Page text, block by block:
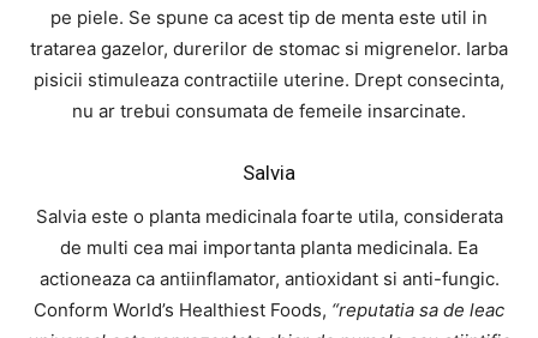
pe piele. Se spune ca acest tip de menta este util in
tratarea gazelor, durerilor de stomac si migrenelor. Iarba
pisicii stimuleaza contractiile uterine. Drept consecinta,
nu ar trebui consumata de femeile insarcinate.
Salvia
Salvia este o planta medicinala foarte utila, considerata
de multi cea mai importanta planta medicinala. Ea
actioneaza ca antiinflamator, antioxidant si anti-fungic.
Conform World’s Healthiest Foods, “reputatia sa de leac